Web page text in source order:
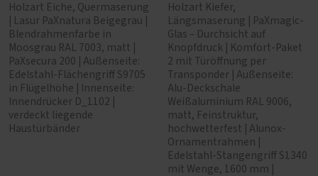
Holzart Eiche, Quermaserung
| Lasur PaXnatura Beigegrau |
Blendrahmenfarbe in
Moosgrau RAL 7003, matt |
PaXsecura 200 | Außenseite:
Edelstahl-Flächengriff S9705
in Flügelhöhe | Innenseite:
Innendrücker D_1102 |
verdeckt liegende
Haustürbänder
Holzart Kiefer,
Längsmaserung | PaXmagic-
Glas – Durchsicht auf
Knopfdruck | Komfort-Paket
2 mit Türöffnung per
Transponder | Außenseite:
Alu-Deckschale
Weißaluminium RAL 9006,
matt, Feinstruktur,
hochwetterfest | Alunox-
Ornamentrahmen |
Edelstahl-Stangengriff S1340
mit Wenge, 1600 mm |